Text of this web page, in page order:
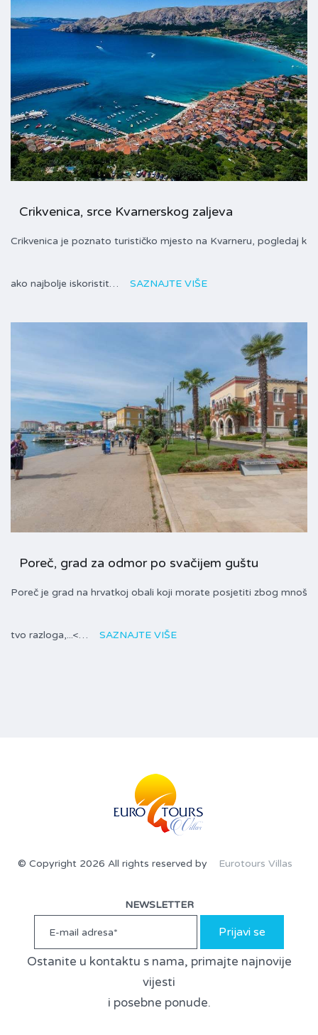
Crikvenica, srce Kvarnerskog zaljeva
Crikvenica je poznato turističko mjesto na Kvarneru, pogledaj k
ako najbolje iskoristit… SAZNAJTE VIŠE
Poreč, grad za odmor po svačijem guštu
Poreč je grad na hrvatkoj obali koji morate posjetiti zbog mnoš
tvo razloga,...<… SAZNAJTE VIŠE
© Copyright 2026 All rights reserved by Eurotours Villas
NEWSLETTER
Prijavi se
Ostanite u kontaktu s nama, primajte najnovije
vijesti
i posebne ponude.